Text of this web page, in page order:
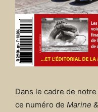
Dans le cadre de
ce numéro de Marine